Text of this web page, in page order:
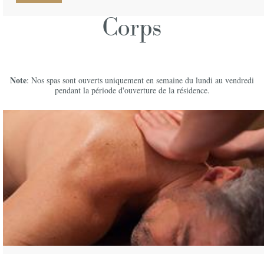
Corps
Note: Nos spas sont ouverts uniquement en semaine du lundi au vendredi
pendant la période d'ouverture de la résidence.